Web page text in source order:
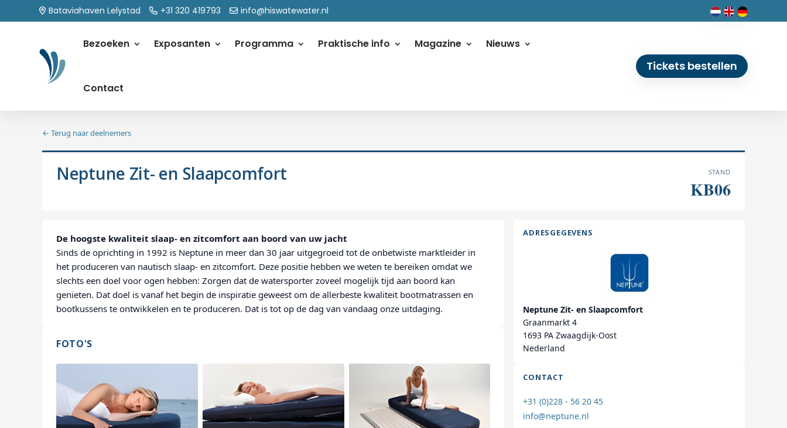
Bataviahaven Lelystad +31 320 419793 info@hiswatewater.nl
Bezoeken Exposanten Programma Praktische info Magazine Nieuws
Contact
Tickets bestellen
← Terug naar deelnemers
Neptune Zit- en Slaapcomfort STAND
KB06
De hoogste kwaliteit slaap- en zitcomfort aan boord van uw jacht
Sinds de oprichting in 1992 is Neptune in meer dan 30 jaar uitgegroeid tot de onbetwiste marktleider in
het produceren van nautisch slaap- en zitcomfort. Deze positie hebben we weten te bereiken omdat we
slechts een doel voor ogen hebben: Zorgen dat de watersporter zoveel mogelijk tijd aan boord kan
genieten. Dat doel is vanaf het begin de inspiratie geweest om de allerbeste kwaliteit bootmatrassen en
bootkussens te ontwikkelen en te produceren. Dat is tot op de dag van vandaag onze uitdaging.
FOTO'S
ADRESGEGEVENS
Neptune Zit- en Slaapcomfort
Graanmarkt 4
1693 PA Zwaagdijk-Oost
Nederland
CONTACT
+31 (0)228 - 56 20 45
info@neptune.nl